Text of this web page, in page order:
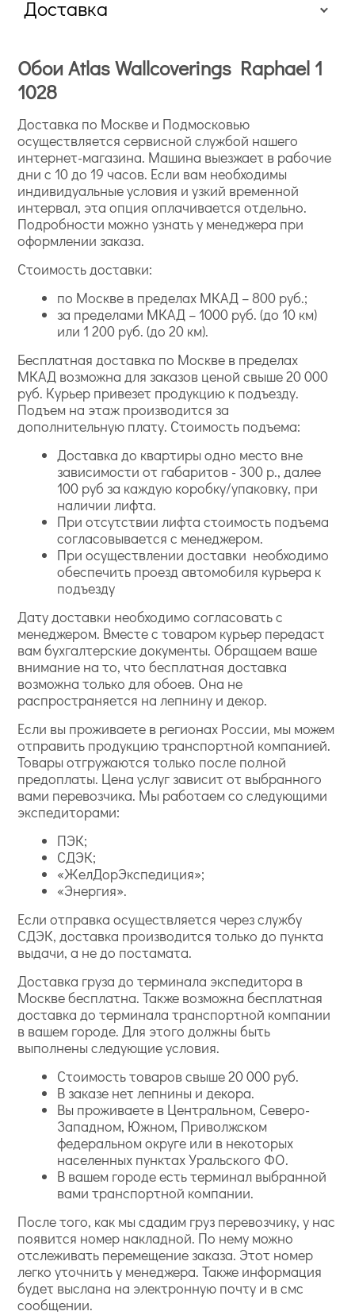
Доставка
Обои Atlas Wallcoverings Raphael 1
1028
Доставка по Москве и Подмосковью
осуществляется сервисной службой нашего
интернет-магазина. Машина выезжает в рабочие
дни с 10 до 19 часов. Если вам необходимы
индивидуальные условия и узкий временной
интервал, эта опция оплачивается отдельно.
Подробности можно узнать у менеджера при
оформлении заказа.
Стоимость доставки:
по Москве в пределах МКАД – 800 руб.;
за пределами МКАД – 1000 руб. (до 10 км)
или 1 200 руб. (до 20 км).
Бесплатная доставка по Москве в пределах
МКАД возможна для заказов ценой свыше 20 000
руб. Курьер привезет продукцию к подъезду.
Подъем на этаж производится за
дополнительную плату. Стоимость подъема:
Доставка до квартиры одно место вне
зависимости от габаритов - 300 р., далее
100 руб за каждую коробку/упаковку, при
наличии лифта.
При отсутствии лифта стоимость подъема
согласовывается с менеджером.
При осуществлении доставки необходимо
обеспечить проезд автомобиля курьера к
подъезду
Дату доставки необходимо согласовать с
менеджером. Вместе с товаром курьер передаст
вам бухгалтерские документы. Обращаем ваше
внимание на то, что бесплатная доставка
возможна только для обоев. Она не
распространяется на лепнину и декор.
Если вы проживаете в регионах России, мы можем
отправить продукцию транспортной компанией.
Товары отгружаются только после полной
предоплаты. Цена услуг зависит от выбранного
вами перевозчика. Мы работаем со следующими
экспедиторами:
ПЭК;
СДЭК;
«ЖелДорЭкспедиция»;
«Энергия».
Если отправка осуществляется через службу
СДЭК, доставка производится только до пункта
выдачи, а не до постамата.
Доставка груза до терминала экспедитора в
Москве бесплатна. Также возможна бесплатная
доставка до терминала транспортной компании
в вашем городе. Для этого должны быть
выполнены следующие условия.
Стоимость товаров свыше 20 000 руб.
В заказе нет лепнины и декора.
Вы проживаете в Центральном, Северо-
Западном, Южном, Приволжском
федеральном округе или в некоторых
населенных пунктах Уральского ФО.
В вашем городе есть терминал выбранной
вами транспортной компании.
После того, как мы сдадим груз перевозчику, у нас
появится номер накладной. По нему можно
отслеживать перемещение заказа. Этот номер
легко уточнить у менеджера. Также информация
будет выслана на электронную почту и в смс
сообщении.